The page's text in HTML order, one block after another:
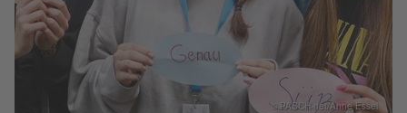
© PASCH-net/Anne Essel